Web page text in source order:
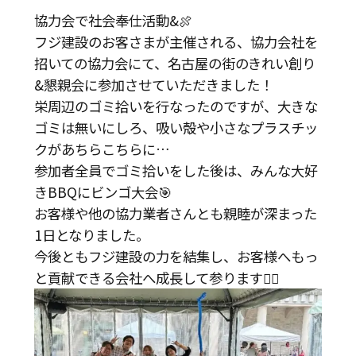
協力会で社会奉仕活動&🍖
フジ建設のお客さまが主催される、協力会社を
招いての協力会にて、名古屋の街のきれい創り
&懇親会に参加させていただきました！
栄周辺のゴミ拾いを行なったのですが、大きな
ゴミは無いにしろ、吸い殻や小さなプラスチッ
クがあちらこちらに…
参加者全員でゴミ拾いをした後は、みんな大好
きBBQにビンゴ大会🎯
お客様や他の協力業者さんとも親睦が深まった
1日となりました。
今後ともフジ建設の力を結集し、お客様へもっ
と貢献できる会社へ成長して参ります👷‍♀️